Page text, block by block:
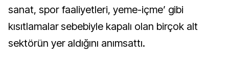
sanat, spor faaliyetleri, yeme-içme’ gibi
kısıtlamalar sebebiyle kapalı olan birçok alt
sektörün yer aldığını anımsattı.